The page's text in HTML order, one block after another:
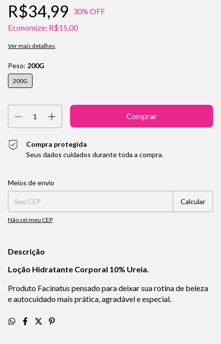
R$34,99 30% OFF
Economize: R$15,00
Ver mais detalhes
Peso: 200G
200G
Compra protegida
Seus dados cuidados durante toda a compra.
Entregas para o CEP:
Meios de envio
Calcular
Não sei meu CEP
Descrição
Loção Hidratante Corporal 10% Ureia.
Produto Facinatus pensado para deixar sua rotina de beleza
e autocuidado mais prática, agradável e especial.